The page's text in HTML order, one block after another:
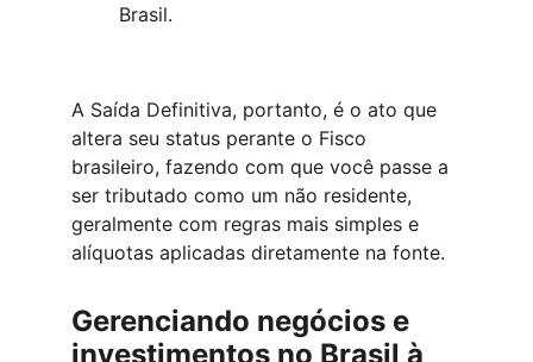
Brasil.
A Saída Definitiva, portanto, é o ato que
altera seu status perante o Fisco
brasileiro, fazendo com que você passe a
ser tributado como um não residente,
geralmente com regras mais simples e
alíquotas aplicadas diretamente na fonte.
Gerenciando negócios e
investimentos no Brasil à